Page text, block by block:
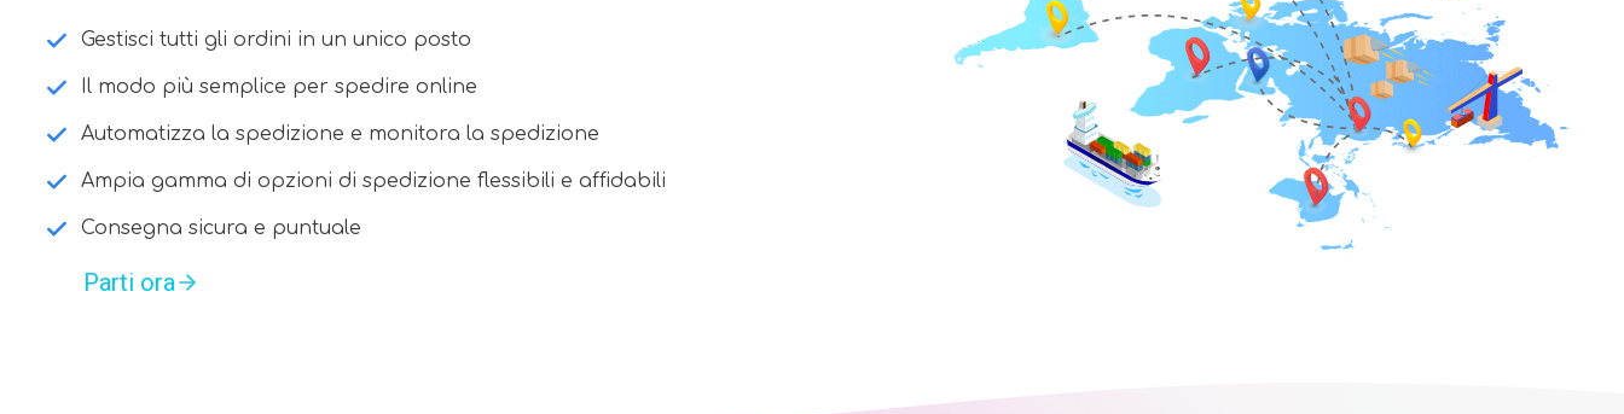
Gestisci tutti gli ordini in un unico posto
Il modo più semplice per spedire online
Automatizza la spedizione e monitora la spedizione
Ampia gamma di opzioni di spedizione flessibili e affidabili
Consegna sicura e puntuale
Parti ora